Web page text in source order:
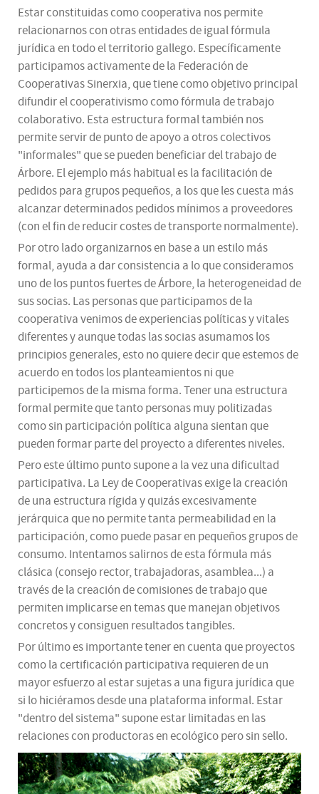
Estar constituidas como cooperativa nos permite
relacionarnos con otras entidades de igual fórmula
jurídica en todo el territorio gallego. Específicamente
participamos activamente de la Federación de
Cooperativas Sinerxia, que tiene como objetivo principal
difundir el cooperativismo como fórmula de trabajo
colaborativo. Esta estructura formal también nos
permite servir de punto de apoyo a otros colectivos
"informales" que se pueden beneficiar del trabajo de
Árbore. El ejemplo más habitual es la facilitación de
pedidos para grupos pequeños, a los que les cuesta más
alcanzar determinados pedidos mínimos a proveedores
(con el fin de reducir costes de transporte normalmente).
Por otro lado organizarnos en base a un estilo más
formal, ayuda a dar consistencia a lo que consideramos
uno de los puntos fuertes de Árbore, la heterogeneidad de
sus socias. Las personas que participamos de la
cooperativa venimos de experiencias políticas y vitales
diferentes y aunque todas las socias asumamos los
principios generales, esto no quiere decir que estemos de
acuerdo en todos los planteamientos ni que
participemos de la misma forma. Tener una estructura
formal permite que tanto personas muy politizadas
como sin participación política alguna sientan que
pueden formar parte del proyecto a diferentes niveles.
Pero este último punto supone a la vez una dificultad
participativa. La Ley de Cooperativas exige la creación
de una estructura rígida y quizás excesivamente
jerárquica que no permite tanta permeabilidad en la
participación, como puede pasar en pequeños grupos de
consumo. Intentamos salirnos de esta fórmula más
clásica (consejo rector, trabajadoras, asamblea...) a
través de la creación de comisiones de trabajo que
permiten implicarse en temas que manejan objetivos
concretos y consiguen resultados tangibles.
Por último es importante tener en cuenta que proyectos
como la certificación participativa requieren de un
mayor esfuerzo al estar sujetas a una figura jurídica que
si lo hiciéramos desde una plataforma informal. Estar
"dentro del sistema" supone estar limitadas en las
relaciones con productoras en ecológico pero sin sello.